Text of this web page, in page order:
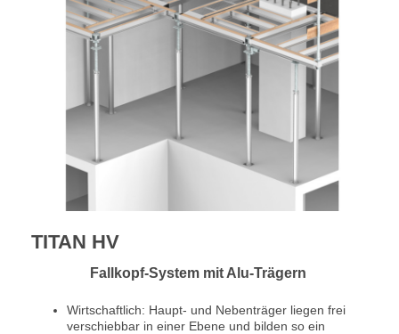
TITAN HV
Fallkopf-System mit Alu-Trägern
Wirtschaftlich: Haupt- und Nebenträger liegen frei
verschiebbar in einer Ebene und bilden so ein